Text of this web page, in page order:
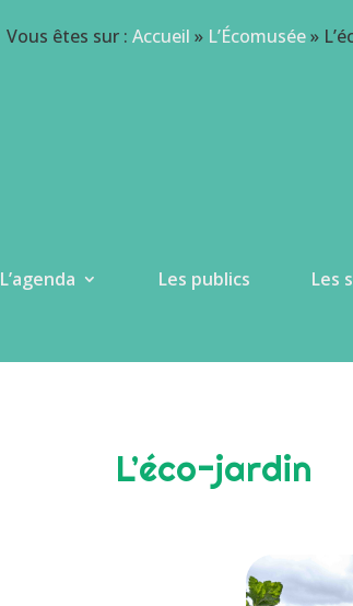
Vous êtes sur : Accueil » L’Écomusée»
L’agenda Les publics Les
L’éco-jardin